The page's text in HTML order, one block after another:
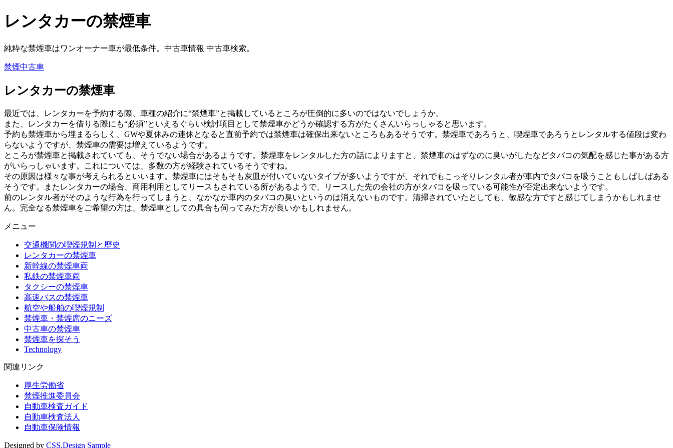
レンタカーの禁煙車
純粋な禁煙車はワンオーナー車が最低条件。中古車情報 中古車検索。
禁煙中古車
レンタカーの禁煙車
最近では、レンタカーを予約する際、車種の紹介に“禁煙車”と掲載しているところが圧倒的に多いのではないでしょうか。
また、レンタカーを借りる際にも“必須”といえるぐらい検討項目として禁煙車かどうか確認する方がたくさんいらっしゃると思います。
予約も禁煙車から埋まるらしく、GWや夏休みの連休となると直前予約では禁煙車は確保出来ないところもあるそうです。禁煙車であろうと、喫煙車であろうとレンタルする値段は変わ
らないようですが、禁煙車の需要は増えているようです。
ところが禁煙車と掲載されていても、そうでない場合があるようです。禁煙車をレンタルした方の話によりますと、禁煙車のはずなのに臭いがしたなどタバコの気配を感じた事がある方
がいらっしゃいます。これについては、多数の方が経験されているそうですね。
その原因は様々な事が考えられるといいます。禁煙車にはそもそも灰皿が付いていないタイプが多いようですが、それでもこっそりレンタル者が車内でタバコを吸うこともしばしばある
そうです。またレンタカーの場合、商用利用としてリースもされている所があるようで、リースした先の会社の方がタバコを吸っている可能性が否定出来ないようです。
前のレンタル者がそのような行為を行ってしまうと、なかなか車内のタバコの臭いというのは消えないものです。清掃されていたとしても、敏感な方ですと感じてしまうかもしれませ
ん。完全なる禁煙車をご希望の方は、禁煙車としての具合も伺ってみた方が良いかもしれません。
メニュー
交通機関の喫煙規制と歴史
レンタカーの禁煙車
新幹線の禁煙車両
私鉄の禁煙車両
タクシーの禁煙車
高速バスの禁煙車
航空や船舶の喫煙規制
禁煙車・禁煙席のニーズ
中古車の禁煙車
禁煙車を探そう
Technology
関連リンク
厚生労働省
禁煙推進委員会
自動車検査ガイド
自動車検査法人
自動車保険情報
Designed by CSS.Design Sample